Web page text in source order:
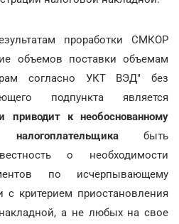
проработки СМКОР
объемов поставки объемам
согласно УКТ ВЭД" без
подпункта является
приводит к необоснованному
быть
о необходимости
по исчерпывающему
с критерием приостановления
а не любых на свое